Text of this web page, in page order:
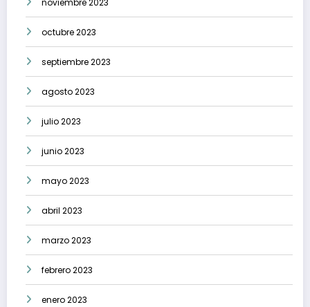
noviembre 2023
octubre 2023
septiembre 2023
agosto 2023
julio 2023
junio 2023
mayo 2023
abril 2023
marzo 2023
febrero 2023
enero 2023